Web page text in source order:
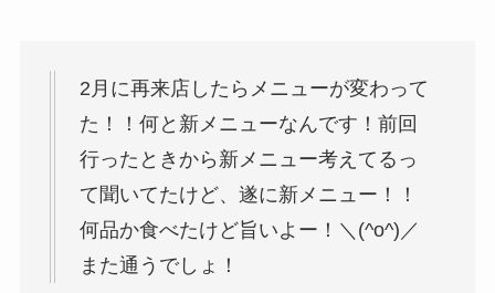
2月に再来店したらメニューが変わって
た！！何と新メニューなんです！前回
行ったときから新メニュー考えてるっ
て聞いてたけど、遂に新メニュー！！
何品か食べたけど旨いよー！＼(^o^)／
また通うでしょ！